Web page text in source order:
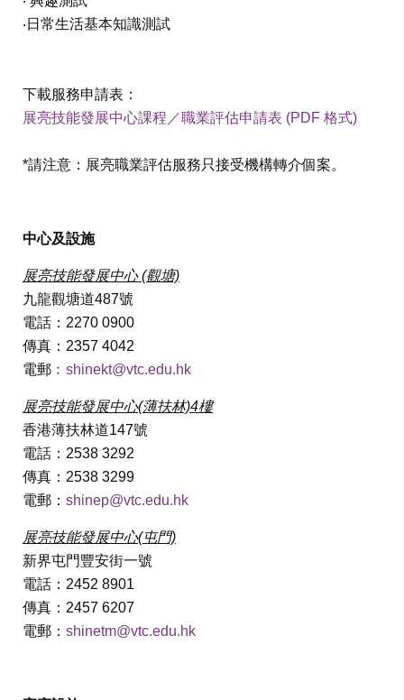
‧日常生活基本知識測試
下載服務申請表：
展亮技能發展中心課程／職業評估申請表 (PDF 格式)
*請注意：展亮職業評估服務只接受機構轉介個案。
中心及設施
展亮技能發展中心 (觀塘)
九龍觀塘道487號
電話：2270 0900
傳真：2357 4042
電郵﹕ shinekt@vtc.edu.hk
展亮技能發展中心(薄扶林)4樓
香港薄扶林道147號
電話：2538 3292
傳真：2538 3299
電郵： shinep@vtc.edu.hk
展亮技能發展中心(屯門)
新界屯門豐安街一號
電話：2452 8901
傳真：2457 6207
電郵： shinetm@vtc.edu.hk